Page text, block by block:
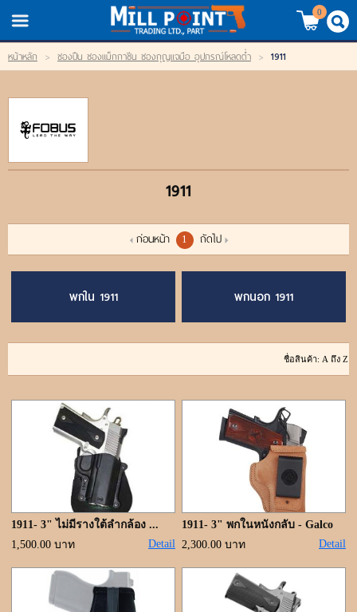
TH/EN
LOGIN REGISTER
สินค้าลดราคา
เข้าสู่ระบบ
แจ้งชำระเงิน
ค้นหาสินค้า
0
หน้าหลัก > ซองปืน ซองแม็กกาซีน ซองกุญแจมือ อุปกรณ์โหลดต่ำ > 1911
1911
ก่อนหน้า 1 ถัดไป
พกใน 1911 พกนอก 1911
1911- 3" ไม่มีรางใต้ลำกล้อง ...
1,500.00 บาท
Detail
1911- 3" พกในหนังกลับ - Galco
2,300.00 บาท
Detail